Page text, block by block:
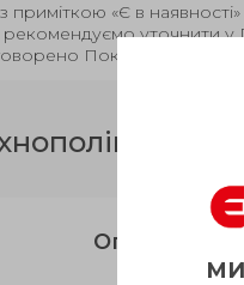
приміткою «Є в
рекомендуємо уточнити
Покупцем.
Опис